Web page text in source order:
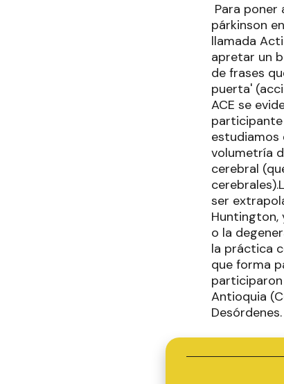
Para poner
párkinson
llamada
apretar un
de frases
puerta'
ACE se
estudiamos
volumetría
cerebral
ser
Huntington,
o la
la práctica
que forma
participaron
Antioquia
Desórdenes.